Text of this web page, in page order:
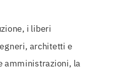
i liberi
architetti e
amministrazioni, la